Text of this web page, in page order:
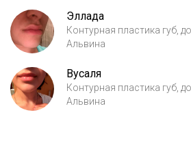
Эллада
Контурная пластика губ,
Альвина
Вусаля
Контурная пластика губ,
Альвина